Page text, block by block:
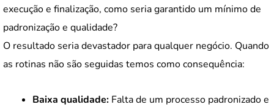
execução e finalização, como seria garantido um mínimo de
padronização e qualidade?
O resultado seria devastador para qualquer negócio. Quando
as rotinas não são seguidas temos como consequência:
Baixa qualidade: Falta de um processo padronizado e